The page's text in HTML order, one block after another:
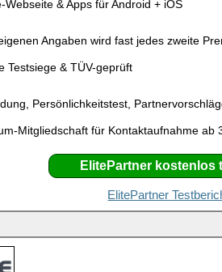
Webseite & Apps für Android + iOS
Angaben wird fast jedes zweite
Testsiege & TÜV-geprüft
Persönlichkeitstest,
Mitgliedschaft für Kontaktaufnahme ab
ElitePartner kostenlos
ElitePartner